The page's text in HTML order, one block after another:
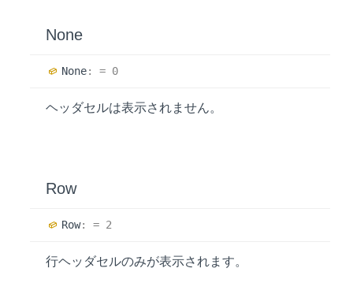
None
None: = 0
ヘッダセルは表示されません。
Row
Row: = 2
行ヘッダセルのみが表示されます。